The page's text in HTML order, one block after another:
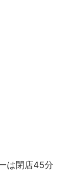
は閉店45分